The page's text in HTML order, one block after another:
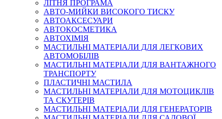
ЛІТНЯ ПРОГРАМА
АВТО-МИЙКИ ВИСОКОГО ТИСКУ
АВТОАКСЕСУАРИ
АВТОКОСМЕТИКА
АВТОХІМІЯ
МАСТИЛЬНІ МАТЕРІАЛИ ДЛЯ ЛЕГКОВИХ
АВТОМОБІЛІВ
МАСТИЛЬНІ МАТЕРІАЛИ ДЛЯ ВАНТАЖНОГО
ТРАНСПОРТУ
ПЛАСТИЧНІ МАСТИЛА
МАСТИЛЬНІ МАТЕРІАЛИ ДЛЯ МОТОЦИКЛІВ
ТА СКУТЕРІВ
МАСТИЛЬНІ МАТЕРІАЛИ ДЛЯ ГЕНЕРАТОРІВ